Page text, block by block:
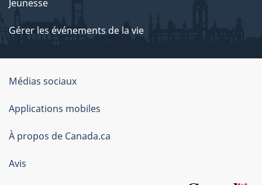
Jeunesse
Gérer les événements de la vie
Organisation
du
gouvernement
du
Canada
Médias sociaux
Applications mobiles
À propos de Canada.ca
Avis